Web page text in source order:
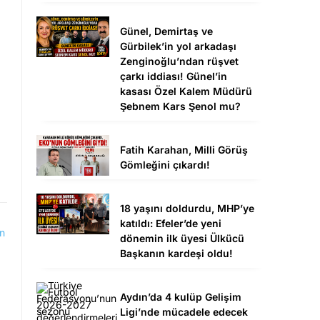
Günel, Demirtaş ve
Gürbilek’in yol arkadaşı
Zenginoğlu’ndan rüşvet
çarkı iddiası! Günel’in
kasası Özel Kalem Müdürü
Şebnem Kars Şenol mu?
Fatih Karahan, Milli Görüş
Gömleğini çıkardı!
18 yaşını doldurdu, MHP’ye
katıldı: Efeler’de yeni
dönemin ilk üyesi Ülkücü
Başkanın kardeşi oldu!
Aydın’da 4 kulüp Gelişim
Ligi’nde mücadele edecek